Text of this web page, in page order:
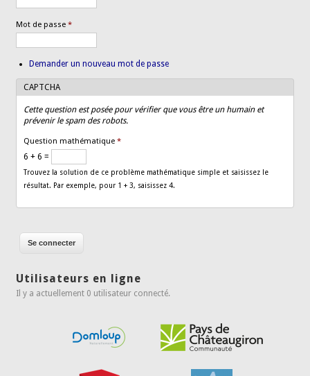
Mot de passe*
Demander un nouveau mot de passe
CAPTCHA
Cette question est posée pour vérifier que vous être un humain et
prévenir le spam des robots.
Question mathématique*
6 + 6 =
Trouvez la solution de ce problème mathématique simple et saisissez le
résultat. Par exemple, pour 1 + 3, saisissez 4.
Utilisateurs en ligne
Il y a actuellement 0 utilisateur connecté.